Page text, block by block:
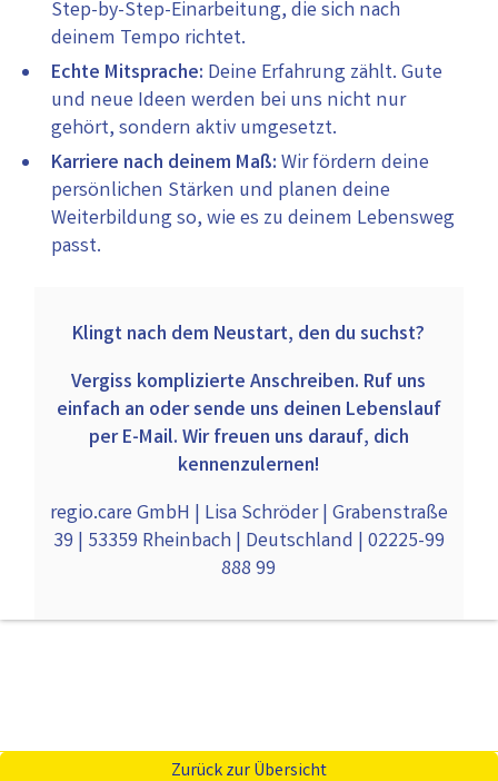
Step-by-Step-Einarbeitung, die sich nach
deinem Tempo richtet.
Echte Mitsprache: Deine Erfahrung zählt. Gute
und neue Ideen werden bei uns nicht nur
gehört, sondern aktiv umgesetzt.
Karriere nach deinem Maß:Wir fördern deine
persönlichen Stärken und planen deine
Weiterbildung so, wie es zu deinem Lebensweg
passt.
Klingt nach dem Neustart, den du suchst?
Vergiss komplizierte Anschreiben. Ruf uns
einfach an oder sende uns deinen Lebenslauf
per E-Mail. Wir freuen uns darauf, dich
kennenzulernen!
regio.care GmbH | Lisa Schröder | Grabenstraße
39 | 53359 Rheinbach | Deutschland | 02225-99
888 99
Zurück zur Übersicht